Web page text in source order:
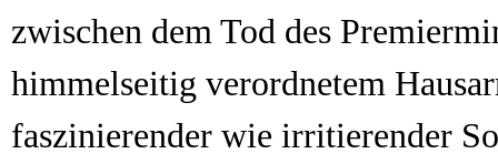
zwischen dem Tod des
himmelseitig verordnetem
faszinierender wie irritierender